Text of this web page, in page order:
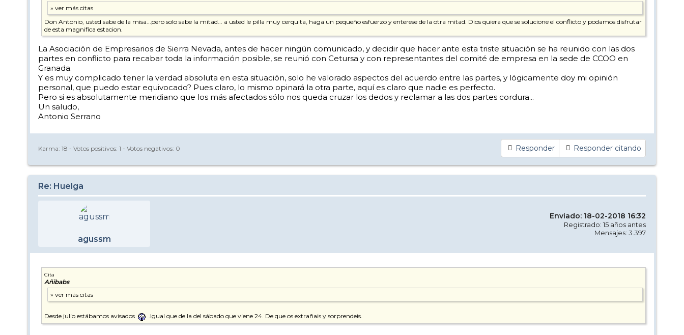
Don Antonio, usted sabe de la misa...pero solo sabe la mitad... a usted le pilla muy cerquita, haga un pequeño esfuerzo y enterese de la otra mitad. Dios quiera que se solucione el conflicto y podamos disfrutar
de esta magnifica estacion.
La Asociación de Empresarios de Sierra Nevada, antes de hacer ningún comunicado, y decidir que hacer ante esta triste situación se ha reunido con las dos
partes en conflicto para recabar toda la información posible, se reunió con Cetursa y con representantes del comité de empresa en la sede de CCOO en
Granada.
Y es muy complicado tener la verdad absoluta en esta situación, solo he valorado aspectos del acuerdo entre las partes, y lógicamente doy mi opinión
personal, que puedo estar equivocado? Pues claro, lo mismo opinará la otra parte, aquí es claro que nadie es perfecto.
Pero si es absolutamente meridiano que los más afectados sólo nos queda cruzar los dedos y reclamar a las dos partes cordura...
Un saludo,
Antonio Serrano
Responder Responder citando
Karma: 18 - Votos positivos: 1 - Votos negativos: 0
Re: Huelga
agussm
Enviado: 18-02-2018 16:32
Registrado: 15 años antes
Mensajes: 3.397
Cita
Añibabs
Desde julio estábamos avisados .Igual que de la del sábado que viene 24. De que os extrañais y sorprendeis.